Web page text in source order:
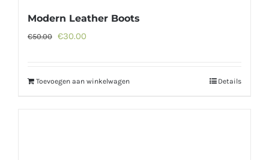
Modern Leather Boots
€50.00 Oorspronkelijke
€50.00.
€30.00
€30.00.
Toevoegen aan winkelwagen Details